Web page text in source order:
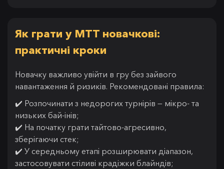
Як грати у MTT новачкові:
практичні кроки
Новачку важливо увійти в гру без зайвого
навантаження й ризиків. Рекомендовані правила:
✔️ Розпочинати з недорогих турнірів — мікро- та
низьких бай-інів;
✔️ На початку грати тайтово-агресивно,
зберігаючи стек;
✔️ У середньому етапі розширювати діапазон,
застосовувати стіливі крадіжки блайндів;